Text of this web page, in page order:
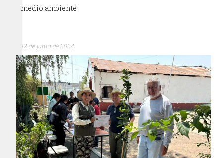
medio ambiente
12 de junio de 2024